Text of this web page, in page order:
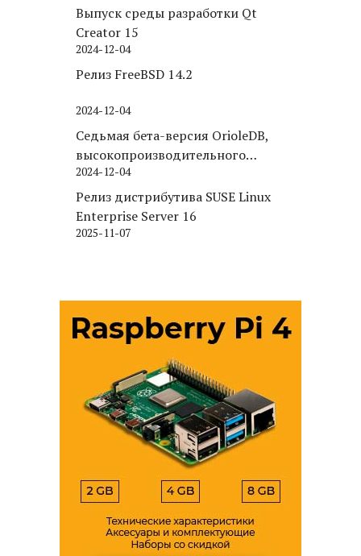
Выпуск среды разработки Qt
Creator 15
2024-12-04
Релиз FreeBSD 14.2
2024-12-04
Седьмая бета-версия OrioleDB,
высокопроизводительного
движка хранения для PostgreSQL
2024-12-04
Релиз дистрибутива SUSE Linux
Enterprise Server 16
2025-11-07